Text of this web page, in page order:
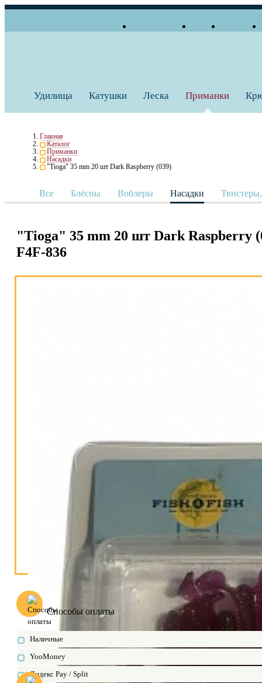
Удилища Катушки Леска Приманки
Главная
Каталог
Приманки
Насадки
"Tioga" 35 mm 20 шт Dark Raspberry (039)
Все Блёсны Воблеры Насадки
"Tioga" 35 mm 20 шт Dark Raspberry
F4F-836
Способы оплаты
Наличные
YooMoney
Яндекс Pay / Split